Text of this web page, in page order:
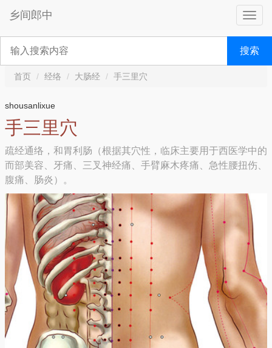
乡间郎中
搜索
首页 经络 大肠经 手三里穴
shousanlixue
手三里穴
疏经通络，和胃利肠（根据其穴性，临床主要用于西医学中的
而部美容、牙痛、三叉神经痛、手臂麻木疼痛、急性腰扭伤、
腹痛、肠炎）。